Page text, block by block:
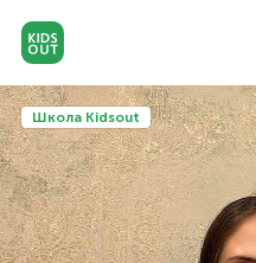
Школа Kidsout